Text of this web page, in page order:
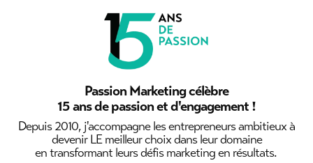
Passion Marketing célèbre
15 ans de passion et d'engagement !
Depuis 2010, j'accompagne les entrepreneurs ambitieux à
devenir LE meilleur choix dans leur domaine
en transformant leurs défis marketing en résultats.